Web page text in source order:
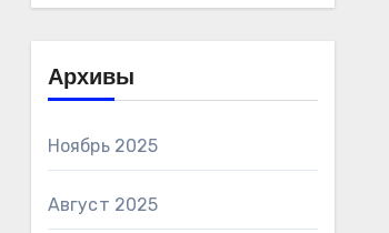
Архивы
Ноябрь 2025
Август 2025